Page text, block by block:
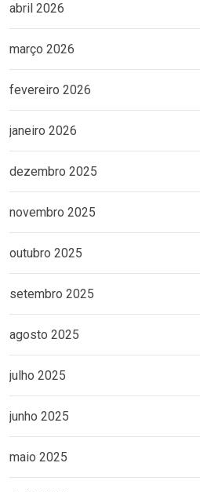
abril 2026
março 2026
fevereiro 2026
janeiro 2026
dezembro 2025
novembro 2025
outubro 2025
setembro 2025
agosto 2025
julho 2025
junho 2025
maio 2025